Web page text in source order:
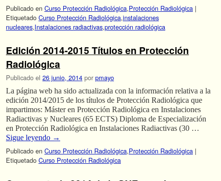
Publicado en Curso Protección Radiológica,Protección Radiológica |
Etiquetado Curso Protección Radiológica,instalaciones
nucleares,Instalaciones radiactivas,protección radiológica
Edición 2014-2015 Títulos en Protección
Radiológica
Publicado el 26 junio, 2014 por pmayo
La página web ha sido actualizada con la información relativa a la
edición 2014/2015 de los títulos de Protección Radiológica que
impartimos: Máster en Protección Radiológica en Instalaciones
Radiactivas y Nucleares (65 ECTS) Diploma de Especialización
en Protección Radiológica en Instalaciones Radiactivas (30 …
Sigue leyendo →
Publicado en Curso Protección Radiológica,Protección Radiológica |
Etiquetado Curso Protección Radiológica